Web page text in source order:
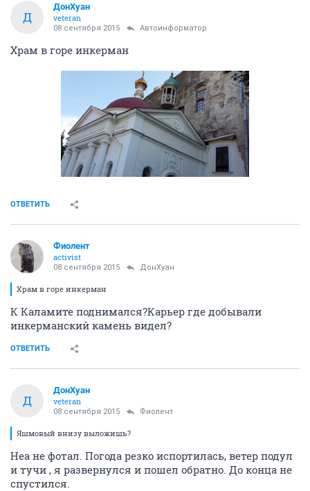
Д
ДонХуан
veteran
08 сентября 2015 Автоинформатор
Храм в горе инкерман
ОТВЕТИТЬ
Фиолент
activist
08 сентября 2015 ДонХуан
Храм в горе инкерман
К Каламите поднимался?Карьер где добывали
инкерманский камень видел?
ОТВЕТИТЬ
Д
ДонХуан
veteran
08 сентября 2015 Фиолент
Яшмовый внизу выложишь?
Неа не фотал. Погода резко испортилась, ветер подул
и тучи , я развернулся и пошел обратно. До конца не
спустился.